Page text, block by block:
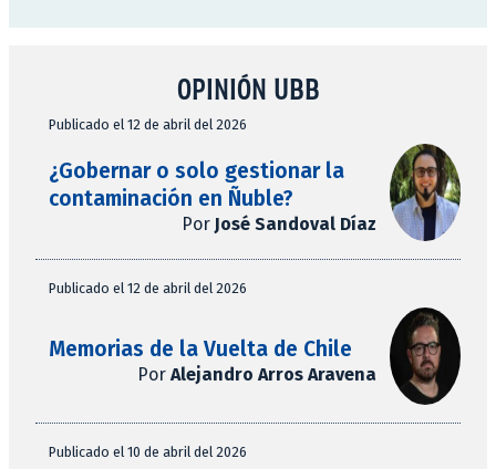
OPINIÓN UBB
Publicado el 12 de abril del 2026
¿Gobernar o solo gestionar la
contaminación en Ñuble?
Por José Sandoval Díaz
Publicado el 12 de abril del 2026
Memorias de la Vuelta de Chile
Por Alejandro Arros Aravena
Publicado el 10 de abril del 2026